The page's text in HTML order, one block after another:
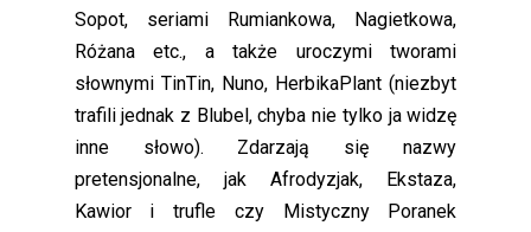
Sopot, seriami Rumiankowa, Nagietkowa,
Różana etc., a także uroczymi tworami
słownymi TinTin, Nuno, HerbikaPlant (niezbyt
trafili jednak z Blubel, chyba nie tylko ja widzę
inne słowo). Zdarzają się nazwy
pretensjonalne, jak Afrodyzjak, Ekstaza,
Kawior i trufle czy Mistyczny Poranek